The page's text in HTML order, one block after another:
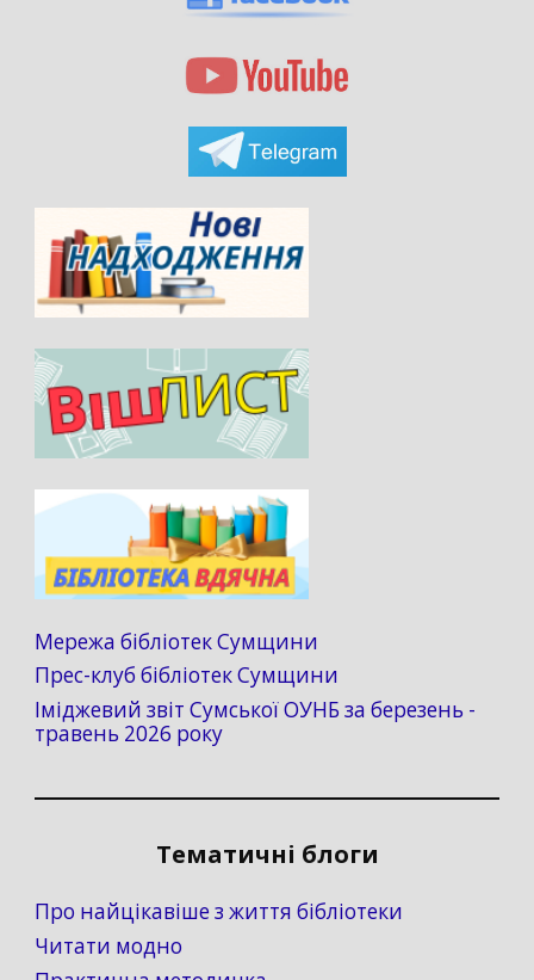
Мережа бібліотек Сумщини
Прес-клуб бібліотек Сумщини
Іміджевий звіт Сумської ОУНБ за березень -
травень 2026 року
Тематичні блоги
Про найцікавіше з життя бібліотеки
Читати модно